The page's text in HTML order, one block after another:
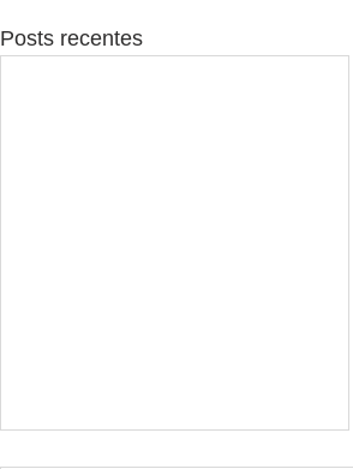
Posts recentes